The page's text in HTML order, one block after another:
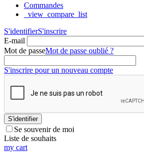
Commandes
_view_compare_list
S'identifierS'inscrire
E-mail
Mot de passeMot de passe oublié ?
S'inscrire pour un nouveau compte
S'identifier
Se souvenir de moi
Liste de souhaits
my cart